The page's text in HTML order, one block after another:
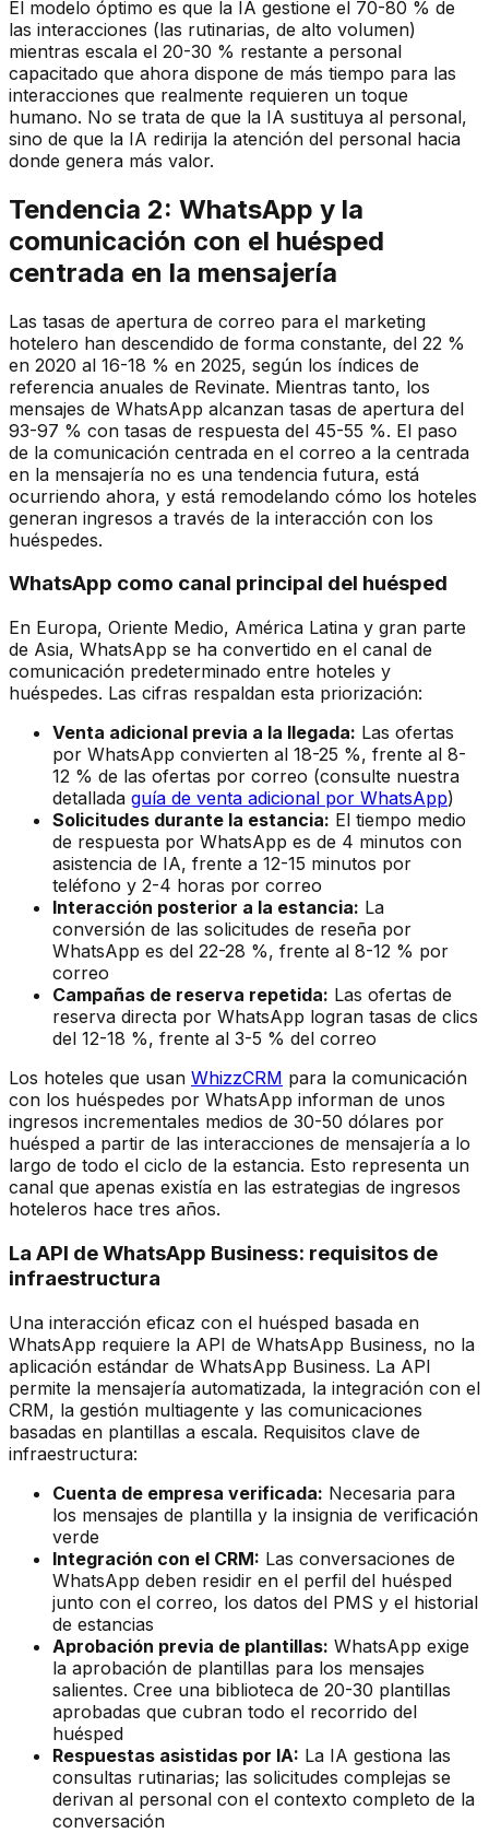
El modelo óptimo es que la IA gestione el 70-80 % de
las interacciones (las rutinarias, de alto volumen)
mientras escala el 20-30 % restante a personal
capacitado que ahora dispone de más tiempo para las
interacciones que realmente requieren un toque
humano. No se trata de que la IA sustituya al personal,
sino de que la IA redirija la atención del personal hacia
donde genera más valor.
Tendencia 2: WhatsApp y la
comunicación con el huésped
centrada en la mensajería
Las tasas de apertura de correo para el marketing
hotelero han descendido de forma constante, del 22 %
en 2020 al 16-18 % en 2025, según los índices de
referencia anuales de Revinate. Mientras tanto, los
mensajes de WhatsApp alcanzan tasas de apertura del
93-97 % con tasas de respuesta del 45-55 %. El paso
de la comunicación centrada en el correo a la centrada
en la mensajería no es una tendencia futura, está
ocurriendo ahora, y está remodelando cómo los hoteles
generan ingresos a través de la interacción con los
huéspedes.
WhatsApp como canal principal del huésped
En Europa, Oriente Medio, América Latina y gran parte
de Asia, WhatsApp se ha convertido en el canal de
comunicación predeterminado entre hoteles y
huéspedes. Las cifras respaldan esta priorización:
Venta adicional previa a la llegada: Las ofertas
por WhatsApp convierten al 18-25 %, frente al 8-
12 % de las ofertas por correo (consulte nuestra
detallada guía de venta adicional por WhatsApp)
Solicitudes durante la estancia: El tiempo medio
de respuesta por WhatsApp es de 4 minutos con
asistencia de IA, frente a 12-15 minutos por
teléfono y 2-4 horas por correo
Interacción posterior a la estancia: La
conversión de las solicitudes de reseña por
WhatsApp es del 22-28 %, frente al 8-12 % por
correo
Campañas de reserva repetida: Las ofertas de
reserva directa por WhatsApp logran tasas de clics
del 12-18 %, frente al 3-5 % del correo
Los hoteles que usan WhizzCRM para la comunicación
con los huéspedes por WhatsApp informan de unos
ingresos incrementales medios de 30-50 dólares por
huésped a partir de las interacciones de mensajería a lo
largo de todo el ciclo de la estancia. Esto representa un
canal que apenas existía en las estrategias de ingresos
hoteleros hace tres años.
La API de WhatsApp Business: requisitos de
infraestructura
Una interacción eficaz con el huésped basada en
WhatsApp requiere la API de WhatsApp Business, no la
aplicación estándar de WhatsApp Business. La API
permite la mensajería automatizada, la integración con el
CRM, la gestión multiagente y las comunicaciones
basadas en plantillas a escala. Requisitos clave de
infraestructura:
Cuenta de empresa verificada: Necesaria para
los mensajes de plantilla y la insignia de verificación
verde
Integración con el CRM: Las conversaciones de
WhatsApp deben residir en el perfil del huésped
junto con el correo, los datos del PMS y el historial
de estancias
Aprobación previa de plantillas: WhatsApp exige
la aprobación de plantillas para los mensajes
salientes. Cree una biblioteca de 20-30 plantillas
aprobadas que cubran todo el recorrido del
huésped
Respuestas asistidas por IA: La IA gestiona las
consultas rutinarias; las solicitudes complejas se
derivan al personal con el contexto completo de la
conversación